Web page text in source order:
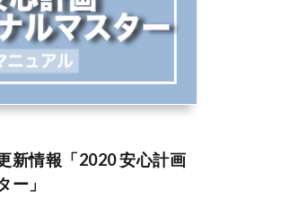
新情報「2020 安心計画
ー」